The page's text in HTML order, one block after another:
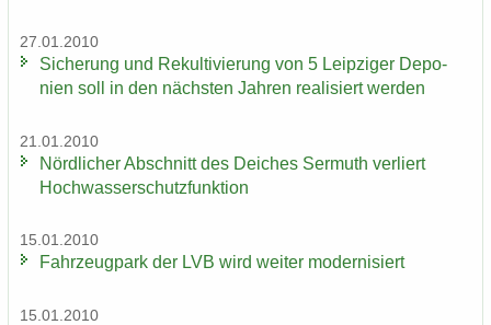
27.01.2010
Si­che­rung und Re­kul­ti­vie­rung von 5 Leip­zi­ger De­po­
nien soll in den nächs­ten Jah­ren rea­li­siert wer­den
21.01.2010
Nörd­li­cher Ab­schnitt des Dei­ches Ser­muth ver­liert
Hoch­was­ser­schutz­funk­ti­on
15.01.2010
Fahr­zeug­park der LVB wird wei­ter mo­der­ni­siert
15.01.2010